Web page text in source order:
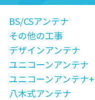
BS/CSアンテナ
その他の工事
デザインアンテナ
ユニコーンアンテナ
ユニコーンアンテナ
八木式アンテナ